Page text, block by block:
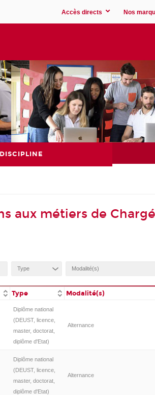
Accès directs Nos
aux métiers de
Type Modalité(s)
Diplôme national
(DEUST, licence,
master, doctorat,
diplôme d'Etat)
Alternance
Diplôme national
(DEUST, licence,
master, doctorat,
diplôme d'Etat)
Alternance